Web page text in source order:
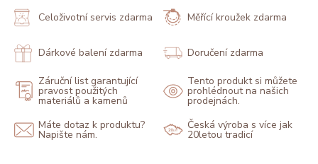
Celoživotní servis zdarma Měřící kroužek zdarma
Dárkové balení zdarma Doručení zdarma
Záruční list garantující
pravost použitých
materiálů a kamenů
Tento produkt si můžete
prohlédnout na našich
prodejnách.
Máte dotaz k produktu?
Napište nám.
Česká výroba s více jak
20letou tradicí